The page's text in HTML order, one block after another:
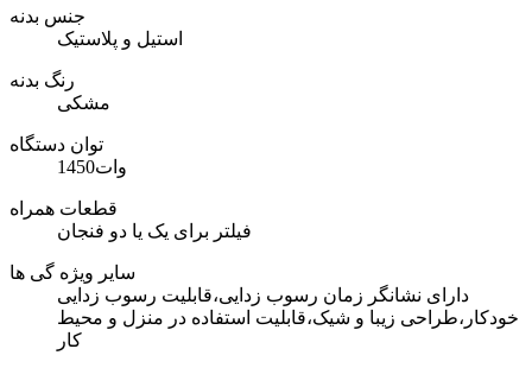
جنس بدنه
استیل و پلاستیک
رنگ بدنه
مشکی
توان دستگاه
1450وات
قطعات همراه
فیلتر برای یک یا دو فنجان
سایر ویژه گی ها
دارای نشانگر زمان رسوب زدایی،قابلیت رسوب زدایی
خودکار،طراحی زیبا و شیک،قابلیت استفاده در منزل و محیط
کار